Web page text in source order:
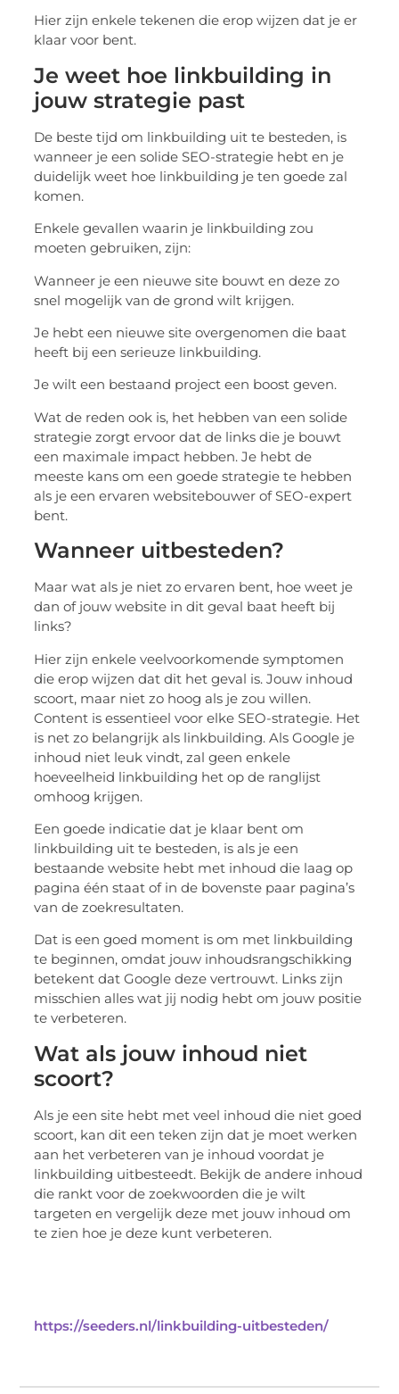
Hier zijn enkele tekenen die erop wijzen dat je er
klaar voor bent.
Je weet hoe linkbuilding in
jouw strategie past
De beste tijd om linkbuilding uit te besteden, is
wanneer je een solide SEO-strategie hebt en je
duidelijk weet hoe linkbuilding je ten goede zal
komen.
Enkele gevallen waarin je linkbuilding zou
moeten gebruiken, zijn:
Wanneer je een nieuwe site bouwt en deze zo
snel mogelijk van de grond wilt krijgen.
Je hebt een nieuwe site overgenomen die baat
heeft bij een serieuze linkbuilding.
Je wilt een bestaand project een boost geven.
Wat de reden ook is, het hebben van een solide
strategie zorgt ervoor dat de links die je bouwt
een maximale impact hebben. Je hebt de
meeste kans om een ​​goede strategie te hebben
als je een ervaren websitebouwer of SEO-expert
bent.
Wanneer uitbesteden?
Maar wat als je niet zo ervaren bent, hoe weet je
dan of jouw website in dit geval baat heeft bij
links?
Hier zijn enkele veelvoorkomende symptomen
die erop wijzen dat dit het geval is. Jouw inhoud
scoort, maar niet zo hoog als je zou willen.
Content is essentieel voor elke SEO-strategie. Het
is net zo belangrijk als linkbuilding. Als Google je
inhoud niet leuk vindt, zal geen enkele
hoeveelheid linkbuilding het op de ranglijst
omhoog krijgen.
Een goede indicatie dat je klaar bent om
linkbuilding uit te besteden, is als je een
bestaande website hebt met inhoud die laag op
pagina één staat of in de bovenste paar pagina’s
van de zoekresultaten.
Dat is een goed moment is om met linkbuilding
te beginnen, omdat jouw inhoudsrangschikking
betekent dat Google deze vertrouwt. Links zijn
misschien alles wat jij nodig hebt om jouw positie
te verbeteren.
Wat als jouw inhoud niet
scoort?
Als je een site hebt met veel inhoud die niet goed
scoort, kan dit een teken zijn dat je moet werken
aan het verbeteren van je inhoud voordat je
linkbuilding uitbesteedt. Bekijk de andere inhoud
die rankt voor de zoekwoorden die je wilt
targeten en vergelijk deze met jouw inhoud om
te zien hoe je deze kunt verbeteren.
https://seeders.nl/linkbuilding-uitbesteden/